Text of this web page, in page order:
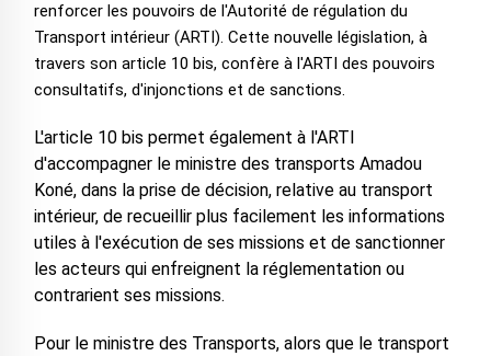
renforcer les pouvoirs de l'Autorité de régulation du
Transport intérieur (ARTI). Cette nouvelle législation, à
travers son article 10 bis, confère à l'ARTI des pouvoirs
consultatifs, d'injonctions et de sanctions.
L'article 10 bis permet également à l'ARTI
d'accompagner le ministre des transports Amadou
Koné, dans la prise de décision, relative au transport
intérieur, de recueillir plus facilement les informations
utiles à l'exécution de ses missions et de sanctionner
les acteurs qui enfreignent la réglementation ou
contrarient ses missions.
Pour le ministre des Transports, alors que le transport